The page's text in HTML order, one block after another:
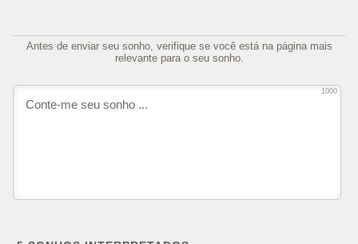
Antes de enviar seu sonho, verifique se você está na página mais
relevante para o seu sonho.
1000